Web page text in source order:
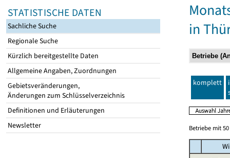
STATISTISCHE DATEN
Sachliche Suche
Regionale Suche
Kürzlich bereitgestellte Daten
Allgemeine Angaben, Zuordnungen
Gebietsveränderungen,
Änderungen zum Schlüsselverzeichnis
Definitionen und Erläuterungen
Newsletter
in
komplett
Betriebe mit